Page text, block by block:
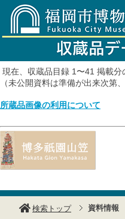
現在、収蔵品目録 1〜41 掲載分
（未公開資料は準備が出来次第
所蔵品画像の利用について
検索トップ 資料情報